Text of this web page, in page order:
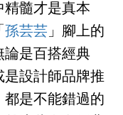
精髓才是真本
孫芸芸 」腳上的
論是百搭經典
是設計師品牌推
是不能錯過的